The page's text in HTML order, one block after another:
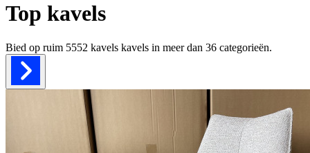
Top kavels
Bied op ruim 5552 kavels kavels in meer dan 36 categorieën.